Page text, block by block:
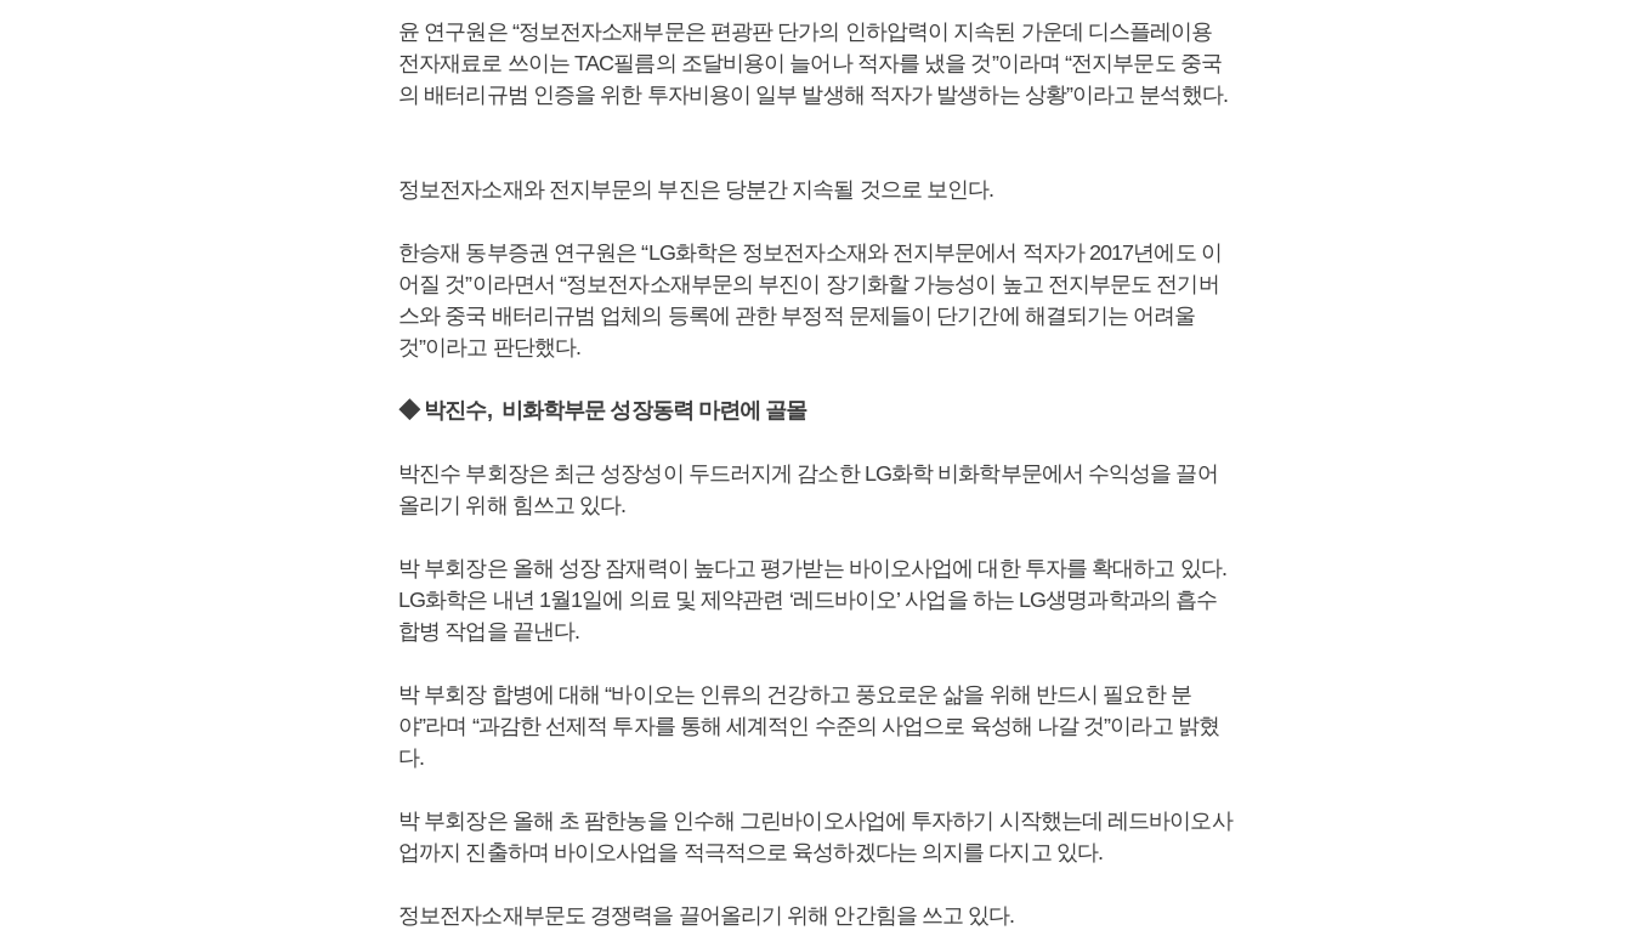
윤 연구원은 “정보전자소재부문은 편광판 단가의 인하압력이 지속된 가운데 디스플레이용
전자재료로 쓰이는 TAC필름의 조달비용이 늘어나 적자를 냈을 것”이라며 “전지부문도 중국
의 배터리규범 인증을 위한 투자비용이 일부 발생해 적자가 발생하는 상황”이라고 분석했다.
정보전자소재와 전지부문의 부진은 당분간 지속될 것으로 보인다.
한승재 동부증권 연구원은 “LG화학은 정보전자소재와 전지부문에서 적자가 2017년에도 이
어질 것”이라면서 “정보전자소재부문의 부진이 장기화할 가능성이 높고 전지부문도 전기버
스와 중국 배터리규범 업체의 등록에 관한 부정적 문제들이 단기간에 해결되기는 어려울
것”이라고 판단했다.
◆ 박진수, 비화학부문 성장동력 마련에 골몰
박진수 부회장은 최근 성장성이 두드러지게 감소한 LG화학 비화학부문에서 수익성을 끌어
올리기 위해 힘쓰고 있다.
박 부회장은 올해 성장 잠재력이 높다고 평가받는 바이오사업에 대한 투자를 확대하고 있다.
LG화학은 내년 1월1일에 의료 및 제약관련 ‘레드바이오’ 사업을 하는 LG생명과학과의 흡수
합병 작업을 끝낸다.
박 부회장 합병에 대해 “바이오는 인류의 건강하고 풍요로운 삶을 위해 반드시 필요한 분
야”라며 “과감한 선제적 투자를 통해 세계적인 수준의 사업으로 육성해 나갈 것”이라고 밝혔
다.
박 부회장은 올해 초 팜한농을 인수해 그린바이오사업에 투자하기 시작했는데 레드바이오사
업까지 진출하며 바이오사업을 적극적으로 육성하겠다는 의지를 다지고 있다.
정보전자소재부문도 경쟁력을 끌어올리기 위해 안간힘을 쓰고 있다.